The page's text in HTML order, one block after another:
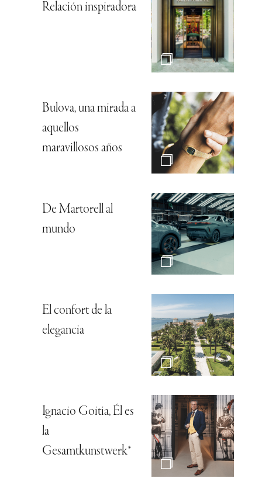
Relación inspiradora
Bulova, una mirada a
aquellos
maravillosos años
De Martorell al
mundo
El confort de la
elegancia
Ignacio Goitia, Él es
la
Gesamtkunstwerk*